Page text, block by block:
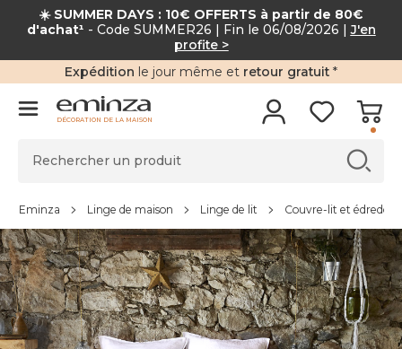
☀️ SUMMER DAYS : 10€ OFFERTS à partir de 80€
d'achat¹ - Code SUMMER26 | Fin le 06/08/2026 |J'en
profite >
Expédition le jour même et retour gratuit *
DÉCORATION DE LA MAISON
Eminza Linge de maison Linge de lit Couvre-lit et édredon